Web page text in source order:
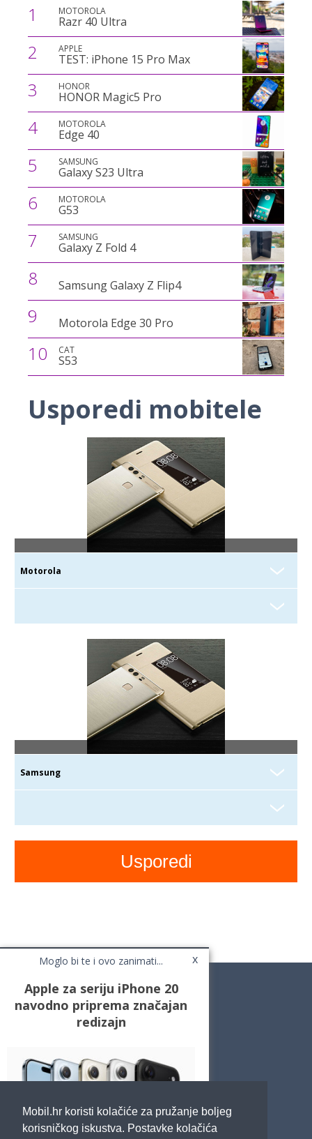
Mobil.hr koristi kolačiće za pružanje boljeg
korisničkog iskustva. Postavke kolačića
1 MOTOROLA
Razr 40 Ultra
2 APPLE
TEST: iPhone 15 Pro Max
3 HONOR
HONOR Magic5 Pro
4 MOTOROLA
Edge 40
5 SAMSUNG
Galaxy S23 Ultra
6 MOTOROLA
G53
7 SAMSUNG
Galaxy Z Fold 4
8 Samsung Galaxy Z Flip4
9 Motorola Edge 30 Pro
10 CAT
S53
Usporedi mobitele
Moglo bi te i ovo zanimati... x
Apple za seriju iPhone 20
navodno priprema značajan
redizajn
Top Liste
Cafe Mobil
Usporedi mobitele
Impressum
Marketing